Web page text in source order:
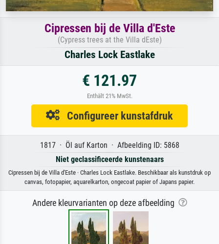
Cipressen bij de Villa d'Este
(Cypress trees at the Villa dEste)
Charles Lock Eastlake
€ 121.97
Enthält 21% MwSt.
Configureer kunstafdruk
1817 · Öl auf Karton · Afbeelding ID: 5868
Niet geclassificeerde kunstenaars
Cipressen bij de Villa d'Este · Charles Lock Eastlake. Beschikbaar als kunstdruk op
canvas, fotopapier, aquarelkarton, ongecoat papier of Japans papier.
Andere kleurvarianten op deze afbeelding